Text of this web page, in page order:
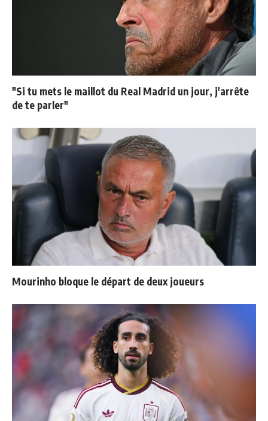
"Si tu mets le maillot du Real Madrid un jour, j'arrête
de te parler"
Mourinho bloque le départ de deux joueurs